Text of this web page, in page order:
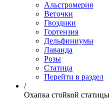
Альстромерия
Веточки
Гвоздики
Гортензия
Дельфиниумы
Лаванда
Розы
Статица
Перейти в раздел
/
Охапка стойкой статицы